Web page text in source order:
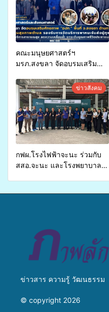
คณะมนุษยศาสตร์ฯ
มรภ.สงขลา จัดอบรมเสริม
จ่ายงบกองทุนสุขภาพตำบล
รองรับการจัดบริการพาหนะรับ
ส่งผู้ทุพพลภาพเพื่อเข้ารับ
บริการสาธารณสุข ลดความ
เหลื่อมล้ำ ยกระดับคุณภาพ
ชีวิตประชาชนอย่างยั่งยืน
ข่าวสังคม
กฟผ.โรงไฟฟ้าจะนะ ร่วมกับ
สสอ.จะนะ และโรงพยาบาล
ข่าวสาร ความรู้ วัฒนธรรม
© copyright 2026